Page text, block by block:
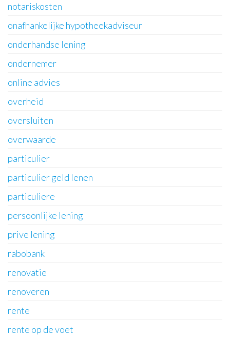
notariskosten
onafhankelijke hypotheekadviseur
onderhandse lening
ondernemer
online advies
overheid
oversluiten
overwaarde
particulier
particulier geld lenen
particuliere
persoonlijke lening
prive lening
rabobank
renovatie
renoveren
rente
rente op de voet